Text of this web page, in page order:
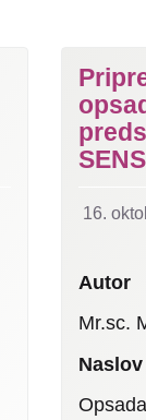
16.
Autor
Mr.sc.
Naslov